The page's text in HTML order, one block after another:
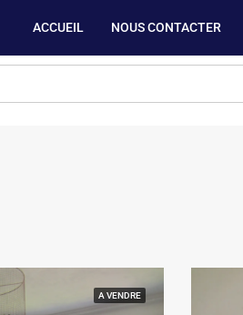
ACCUEIL NOUS CONTACTER
A VENDRE